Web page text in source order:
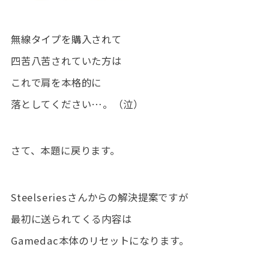
無線タイプを購入されて
四苦八苦されていた方は
これで肩を本格的に
落としてください…。（泣）
さて、本題に戻ります。
Steelseriesさんからの解決提案ですが
最初に送られてくる内容は
Gamedac本体のリセットになります。